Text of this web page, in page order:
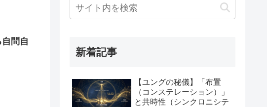
問自
新着記事
【ユングの秘儀】「布置
（コンステレーション）」
と共時性（シンクロニシテ